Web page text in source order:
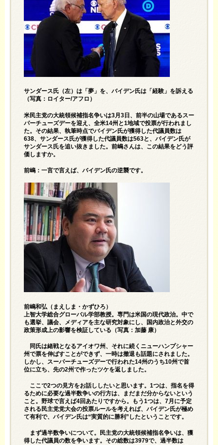
サンダース氏（左）は「夢」を、バイデン氏は「経験」を訴える
（写真：ロイター/アフロ）
米民主党の大統領候補指名争いは3月3日、前半の山場であるスー
パーチューズデーを迎え、全米14州と1地域で投票が行われまし
た。その結果、執筆時点でバイデン氏が獲得した代議員数は
638、サンダース氏が獲得した代議員数は563と、バイデン氏が
サンダース氏を追い抜きました。前嶋さんは、この結果をどう評
価しますか。
前嶋：一言で言えば、バイデン氏の逆襲です。
前嶋和弘（まえしま・かずひろ）
上智大学総合グローバル学部教授。専門は米国の現代政治。中で
も選挙、議会、メディアを主な研究対象にし、国内政治と外交の
政策形成上の影響を検証している（写真：加藤 康）
同氏は緒戦となるアイオワ州、それに続くニューハンプシャー
州で票を伸ばすことができず、一時は撤退も話題にされました。
しかし、スーパーチューズデーで行われた14州のうち10州で首
位に立ち、先の2州で作ったツケを返しました。
ここで2つの見方をお話ししたいと思います。1つは、指名を得
るために必要な過半数争いの行方は、まだまだ分からないという
こと。野球で言えば4回あたりですから。もう1つは、7月に予定
される民主党党大会の投票ルールを考えれば、バイデン氏が極め
て有利で、バイデン氏は“実質的に勝利”したということです。
まず過半数争いについて。民主党の大統領候補指名争いは、獲
得した代議員の数を争います。その総数は3979で、過半数は